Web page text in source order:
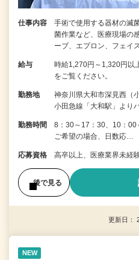
仕事内容
手術で使用する器材の滅
菌作業など、医療現場の
ーブ、エプロン、フェイ
給与
時給1,270円～1,320円
をご覧ください。
勤務地
神奈川県大和市深見西（
小田急線「大和駅」より
勤務時間
8：30～17：30、10：
ご希望の場合、日数応…
応募資格 高卒以上、医療業界未経
後で見る
更新日：
NEW